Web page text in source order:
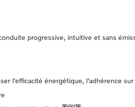
progressive, intuitive et sans
l'efficacité énergétique, l'adhérence